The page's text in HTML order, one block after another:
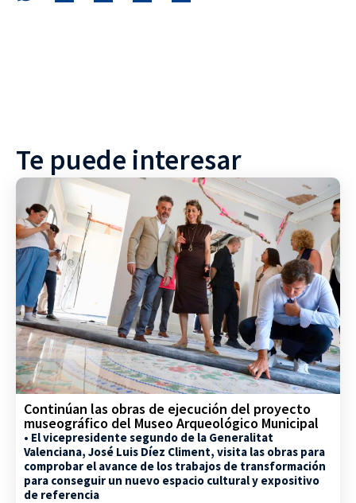
Te puede interesar
Continúan las obras de ejecución del proyecto
museográfico del Museo Arqueológico Municipal
• El vicepresidente segundo de la Generalitat
Valenciana, José Luis Díez Climent, visita las obras para
comprobar el avance de los trabajos de transformación
para conseguir un nuevo espacio cultural y expositivo
de referencia